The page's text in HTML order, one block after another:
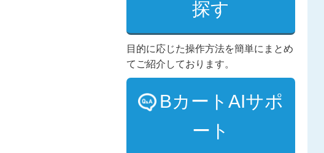
探す
目的に応じた操作方法を簡単にまとめ
てご紹介しております。
BカートAIサポ
ート